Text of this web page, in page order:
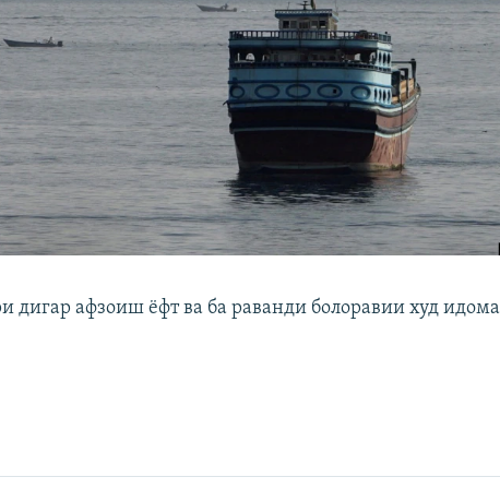
дигар афзоиш ёфт ва ба раванди болоравии худ идома